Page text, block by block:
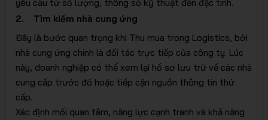
yêu cầu từ số lượng, thông số kỹ thuật đến đặc tính.
2. Tìm kiếm nhà cung ứng
Đây là bước quan trọng khi Thu mua trong Logistics, bởi
nhà cung ứng chính là đối tác trực tiếp của công ty. Lúc
này, doanh nghiệp có thể xem lại hồ sơ lưu trữ về các nhà
cung cấp trước đó hoặc tiếp cận nguồn thông tin thứ
cấp.
Xác định mối quan tâm, năng lực cạnh tranh và khả năng